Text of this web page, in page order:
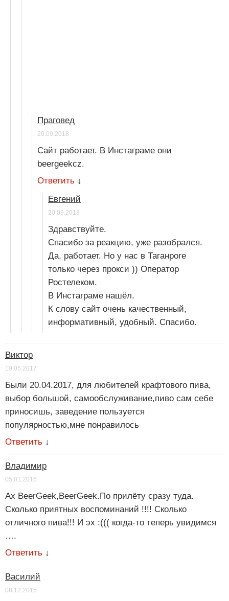
Праговед
20.09.2018
Сайт работает. В Инстаграме они
beergeekcz.
Ответить ↓
Евгений
20.09.2018
Здравствуйте.
Спасибо за реакцию, уже разобрался.
Да, работает. Но у нас в Таганроге
только через прокси )) Оператор
Ростелеком.
В Инстаграме нашёл.
К слову сайт очень качественный,
информативный, удобный. Спасибо.
Виктор
19.05.2017
Были 20.04.2017, для любителей крафтового пива,
выбор большой, самообслуживание,пиво сам себе
приносишь, заведение пользуется
популярностью,мне понравилось
Ответить ↓
Владимир
05.01.2016
Ах BeerGeek,BeerGeek.По прилёту сразу туда.
Сколько приятных воспоминаний !!!! Сколько
отличного пива!!! И эх :((( когда-то теперь увидимся
….
Ответить ↓
Василий
08.12.2015